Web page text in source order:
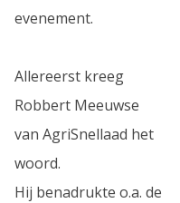
evenement.
Allereerst kreeg
Robbert Meeuwse
van AgriSnellaad het
woord.
Hij benadrukte o.a. de